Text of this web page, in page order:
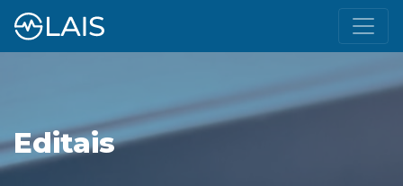
Editais